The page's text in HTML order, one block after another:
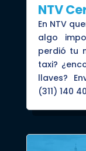
NTV
En NTV
algo
perdió tu
taxi?
llaves?
(311) 140